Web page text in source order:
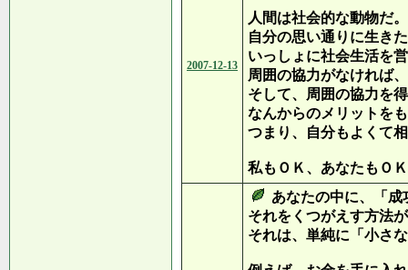
2007-12-13
人間は社会的な動物だ。
自分の思い通りに生き
いっしょに社会生活を
周囲の協力がなければ
そして、周囲の協力を
なんからのメリットを
つまり、自分もよくて
私もＯＫ、あなたもＯ
あなたの中に、「
それをくつがえす方法
それは、単純に「小さ